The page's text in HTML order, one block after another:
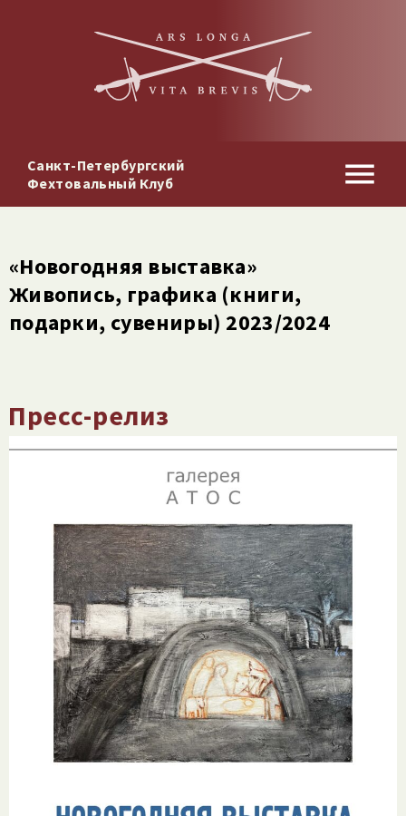
Санкт-Петербургский
Фехтовальный Клуб
«Новогодняя выставка»
Живопись, графика (книги,
подарки, сувениры) 2023/​2024
Пресс-релиз